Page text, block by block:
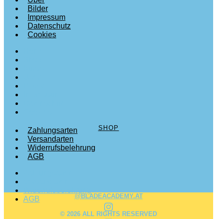
Bilder
Impressum
Datenschutz
Cookies
SHOP
Zahlungsarten
Versandarten
Widerrufsbelehrung
AGB
AGB
@BLADEACADEMY.AT
© 2026 ALL RIGHTS RESERVED